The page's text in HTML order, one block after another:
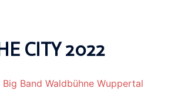
CITY 2022